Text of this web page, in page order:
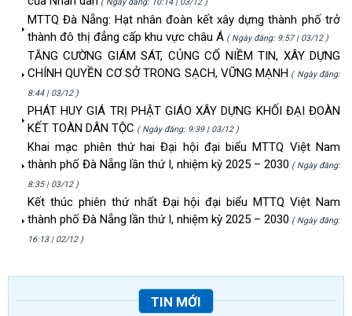
( Ngày đăng: 10:14 | 03/12 )
MTTQ Đà Nẵng: Hạt nhân đoàn kết xây dựng thành phố trở
thành đô thị đẳng cấp khu vực châu Á ( Ngày đăng: 9:57 | 03/12 )
TĂNG CƯỜNG GIÁM SÁT, CỦNG CỐ NIỀM TIN, XÂY DỰNG
CHÍNH QUYỀN CƠ SỞ TRONG SẠCH, VỮNG MẠNH ( Ngày đăng:
8:44 | 03/12 )
PHÁT HUY GIÁ TRỊ PHẬT GIÁO XÂY DỰNG KHỐI ĐẠI ĐOÀN
KẾT TOÀN DÂN TỘC ( Ngày đăng: 9:39 | 03/12 )
Khai mạc phiên thứ hai Đại hội đại biểu MTTQ Việt Nam
thành phố Đà Nẵng lần thứ I, nhiệm kỳ 2025 – 2030 ( Ngày đăng:
8:35 | 03/12 )
Kết thúc phiên thứ nhất Đại hội đại biểu MTTQ Việt Nam
thành phố Đà Nẵng lần thứ I, nhiệm kỳ 2025 – 2030 ( Ngày đăng:
16:13 | 02/12 )
TIN MỚI